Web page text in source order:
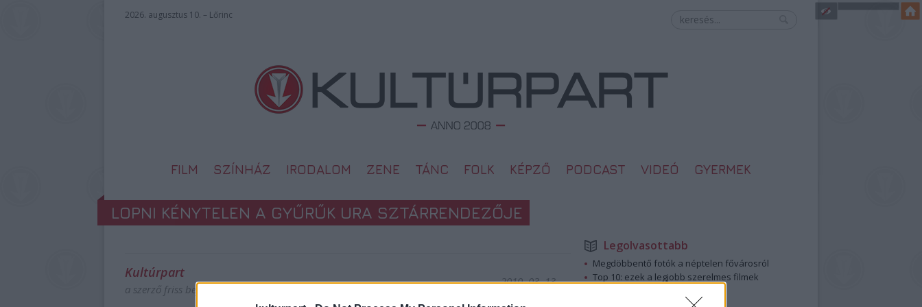
2026. augusztus 10. – Lőrinc
FILM SZÍNHÁZ IRODALOM ZENE TÁNC FOLK KÉPZŐ PODCAST VIDEÓ GYERMEK
LOPNI KÉNYTELEN A GYŰRŰK URA SZTÁRRENDEZŐJE
Kultúrpart
a szerző friss bejegyzései
2010. 03. 13.
Legolvasottabb
Megdöbbentő fotók a néptelen fővárosról
Top 10: ezek a legjobb szerelmes filmek
Megjöttek a meztelen hősnők